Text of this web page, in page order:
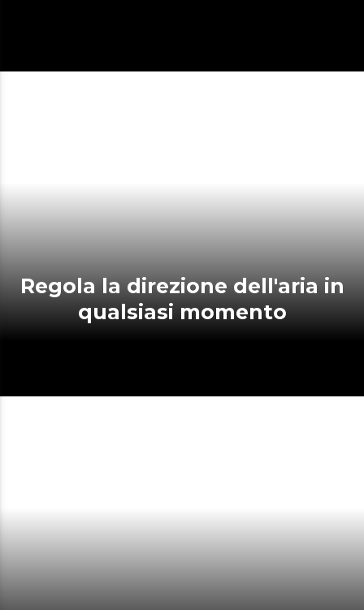
Regola la direzione dell'aria in
qualsiasi momento